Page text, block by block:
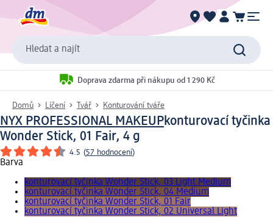
Hledat a najít
Doprava zdarma při nákupu od 1 290 Kč
Domů Líčení Tvář Konturování tváře
NYX PROFESSIONAL MAKEUPkonturovací tyčinka
Wonder Stick, 01 Fair, 4 g
4.5 (57 hodnocení)
Barva
konturovací tyčinka Wonder Stick, 03 Light Medium
konturovací tyčinka Wonder Stick, 04 Medium
konturovací tyčinka Wonder Stick, 01 Fair
konturovací tyčinka Wonder Stick, 02 Universal Light